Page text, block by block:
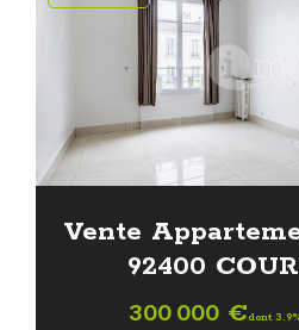
Vente
92400
300 000 €dont